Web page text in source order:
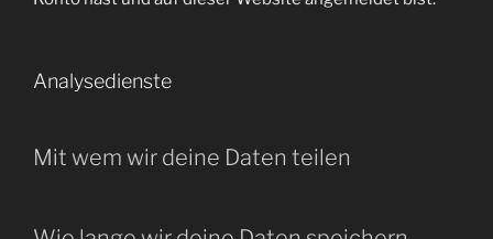
Analysedienste
Mit wem wir deine Daten teilen